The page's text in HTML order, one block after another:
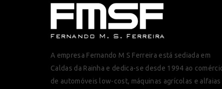
A empresa Fernando M S Ferreira está sediada em
Caldas da Rainha e dedica-se desde 1994 ao
de automóveis low-cost, máquinas agrícolas e alfaias